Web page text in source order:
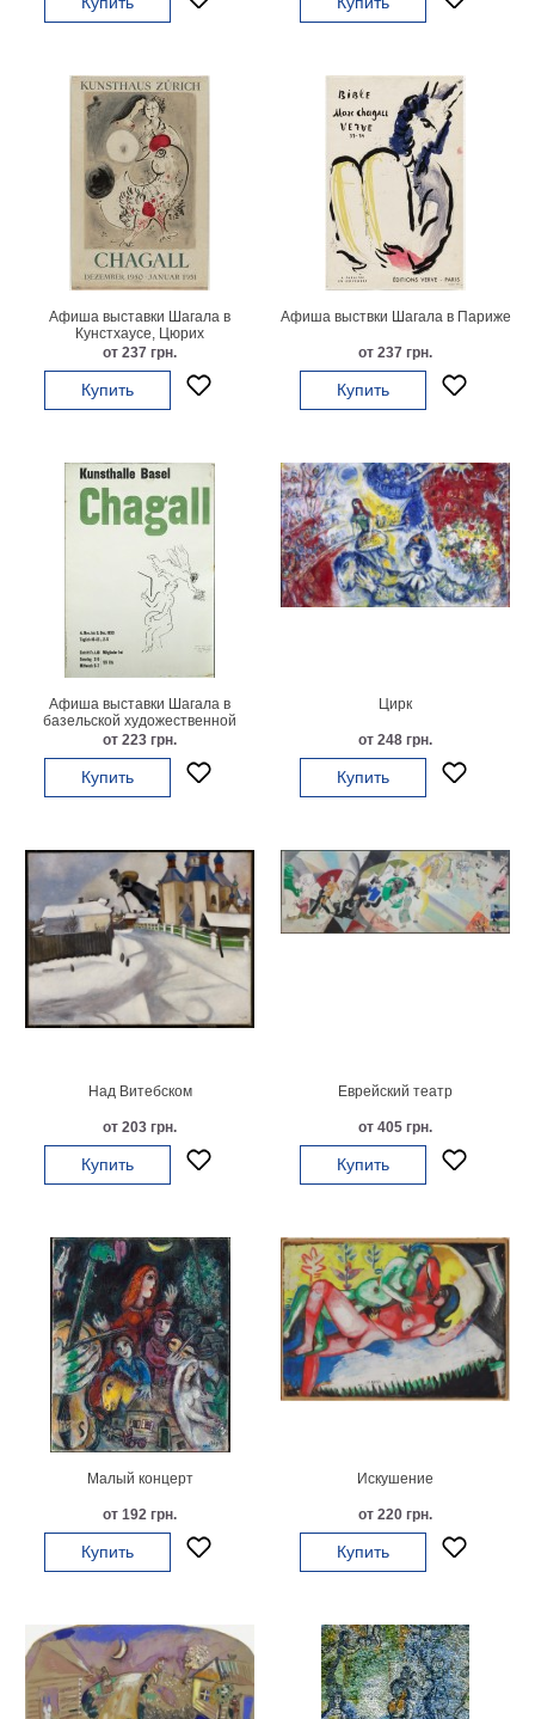
Мотивирующие
Посмотреть
мастерская
Рамы
больших
размеров
Наши
Афиша выставки Шагала в
Кунстхаусе, Цюрих
от 237 грн.
Купить
Афиша выствки Шагала в Париже
от 237 грн.
Купить
Афиша выставки Шагала в
базельской художественной
галерее
от 223 грн.
Купить
Цирк
от 248 грн.
Купить
Над Витебском
от 203 грн.
Купить
Еврейский театр
от 405 грн.
Купить
Малый концерт
от 192 грн.
Купить
Искушение
от 220 грн.
Купить